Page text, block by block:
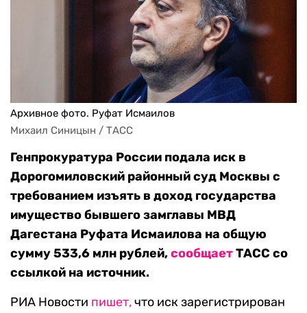
Архивное фото. Руфат Исмаилов
Михаил Синицын / ТАСС
Генпрокуратура России подала иск в
Дорогомиловский районный суд Москвы с
требованием изъять в доход государства
имущество бывшего замглавы МВД
Дагестана Руфата Исмаилова на общую
сумму 533,6 млн рублей,сообщаетТАСС со
ссылкой на источник.
РИА Новости пишет,что иск зарегистрирован